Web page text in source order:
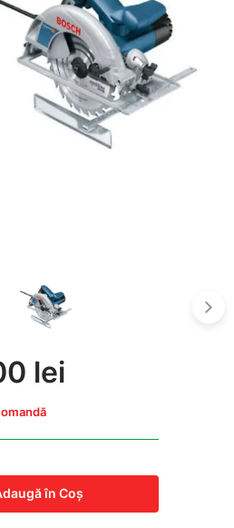
lei
în Coş